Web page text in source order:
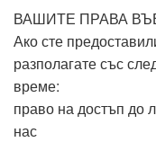
ВАШИТЕ ПРАВА
Ако сте
разполагате със
време:
право на достъп до
нас